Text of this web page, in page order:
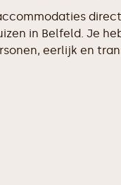
in Belfeld. Je
eerlijk en